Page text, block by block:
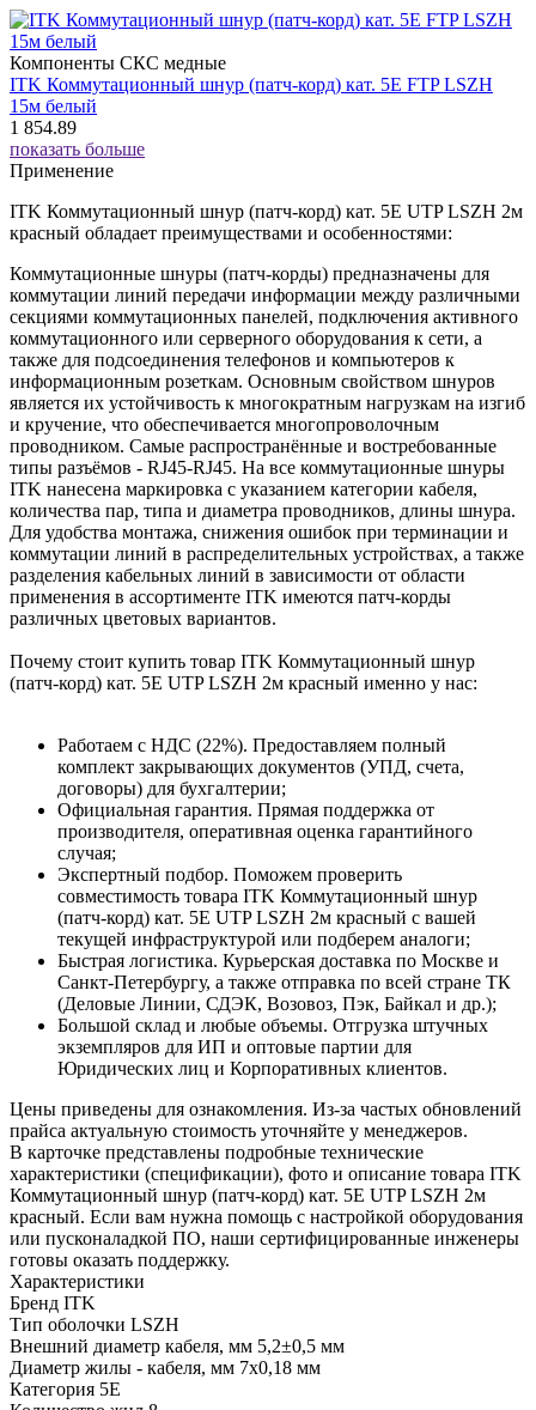
Компоненты СКС медные
ITK Коммутационный шнур (патч-корд) кат. 5Е FTP LSZH
15м белый
1 854.89
показать больше
Применение
ITK Коммутационный шнур (патч-корд) кат. 5Е UTP LSZH 2м
красный обладает преимуществами и особенностями:
Коммутационные шнуры (патч-корды) предназначены для
коммутации линий передачи информации между различными
секциями коммутационных панелей, подключения активного
коммутационного или серверного оборудования к сети, а
также для подсоединения телефонов и компьютеров к
информационным розеткам. Основным свойством шнуров
является их устойчивость к многократным нагрузкам на изгиб
и кручение, что обеспечивается многопроволочным
проводником. Самые распространённые и востребованные
типы разъёмов - RJ45-RJ45. На все коммутационные шнуры
ITK нанесена маркировка с указанием категории кабеля,
количества пар, типа и диаметра проводников, длины шнура.
Для удобства монтажа, снижения ошибок при терминации и
коммутации линий в распределительных устройствах, а также
разделения кабельных линий в зависимости от области
применения в ассортименте ITK имеются патч-корды
различных цветовых вариантов.
Почему стоит купить товар ITK Коммутационный шнур
(патч-корд) кат. 5Е UTP LSZH 2м красный именно у нас:
Работаем с НДС (22%). Предоставляем полный
комплект закрывающих документов (УПД, счета,
договоры) для бухгалтерии;
Официальная гарантия. Прямая поддержка от
производителя, оперативная оценка гарантийного
случая;
Экспертный подбор. Поможем проверить
совместимость товара ITK Коммутационный шнур
(патч-корд) кат. 5Е UTP LSZH 2м красный с вашей
текущей инфраструктурой или подберем аналоги;
Быстрая логистика. Курьерская доставка по Москве и
Санкт-Петербургу, а также отправка по всей стране ТК
(Деловые Линии, СДЭК, Возовоз, Пэк, Байкал и др.);
Большой склад и любые объемы. Отгрузка штучных
экземпляров для ИП и оптовые партии для
Юридических лиц и Корпоративных клиентов.
Цены приведены для ознакомления. Из‑за частых обновлений
прайса актуальную стоимость уточняйте у менеджеров.
В карточке представлены подробные технические
характеристики (спецификации), фото и описание товара ITK
Коммутационный шнур (патч-корд) кат. 5Е UTP LSZH 2м
красный. Если вам нужна помощь с настройкой оборудования
или пусконаладкой ПО, наши сертифицированные инженеры
готовы оказать поддержку.
Характеристики
Бренд ITK
Тип оболочки LSZH
Внешний диаметр кабеля, мм 5,2±0,5 мм
Диаметр жилы - кабеля, мм 7х0,18 мм
Категория 5E